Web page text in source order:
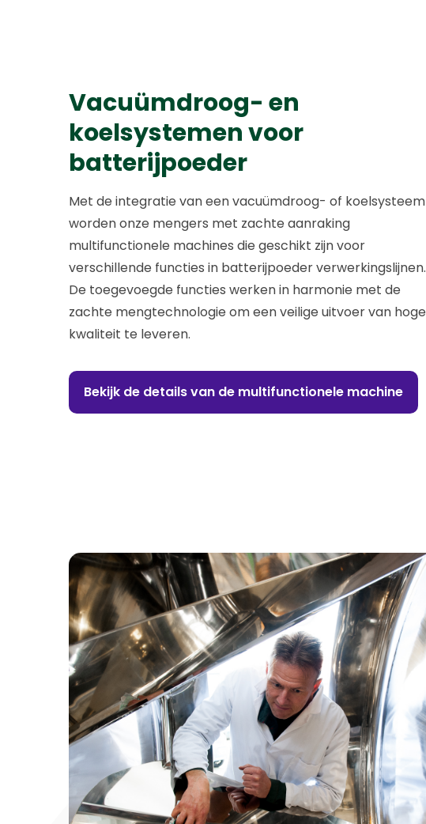
Vacuümdroog- en
koelsystemen voor
batterijpoeder
Met de integratie van een vacuümdroog- of koelsysteem
worden onze mengers met zachte aanraking
multifunctionele machines die geschikt zijn voor
verschillende functies in batterijpoeder verwerkingslijnen.
De toegevoegde functies werken in harmonie met de
zachte mengtechnologie om een veilige uitvoer van hoge
kwaliteit te leveren.
Bekijk de details van de multifunctionele machine